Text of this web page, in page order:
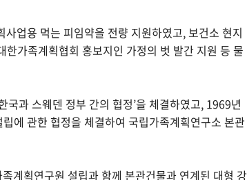
업용 먹는 피임약을 전량 지원하였고, 보건소 현지
가족계획협회 홍보지인 가정의 벗 발간 지원 등 물
과 스웨덴 정부 간의 협정’을 체결하였고, 1969년
에 관한 협정을 체결하여 국립가족계획연구소 본관
계획연구원 설립과 함께 본관건물과 연계된 대형 강